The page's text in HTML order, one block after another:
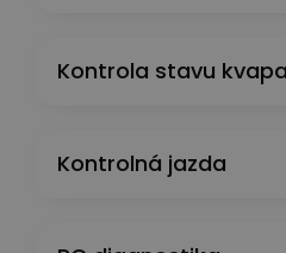
Kontrola stavu
Kontrolná jazda